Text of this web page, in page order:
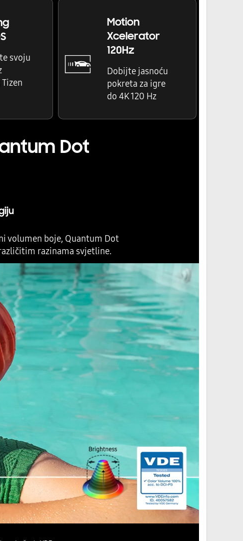
svoju
Motion
Xcelerator
120Hz
Dobijte jasnoću
pokreta za igre
do 4K 120 Hz
Dot
volumen boje, Quantum Dot
razinama svjetline.